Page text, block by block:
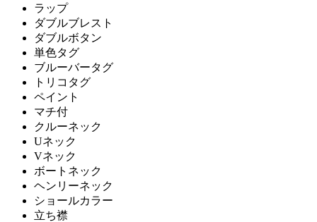
ラップ
ダブルブレスト
ダブルボタン
単色タグ
ブルーバータグ
トリコタグ
ペイント
マチ付
クルーネック
Uネック
Vネック
ボートネック
ヘンリーネック
ショールカラー
立ち襟